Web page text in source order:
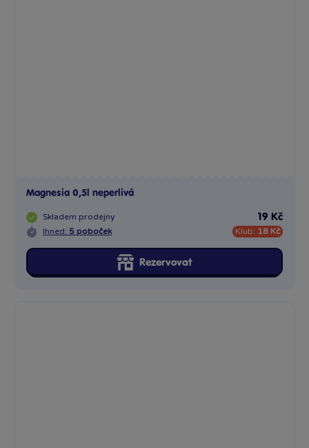
Magnesia 0,5l neperlivá
Skladem prodejny
Ihned: 5 poboček
19 Kč
Klub: 18 Kč
Rezervovat